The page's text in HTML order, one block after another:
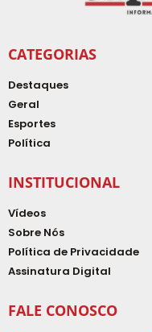
CATEGORIAS
Destaques
Geral
Esportes
Política
INSTITUCIONAL
Vídeos
Sobre Nós
Política de Privacidade
Assinatura Digital
FALE CONOSCO